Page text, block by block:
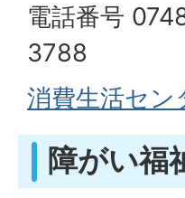
電話番号
3788
消費生活セ
障がい福